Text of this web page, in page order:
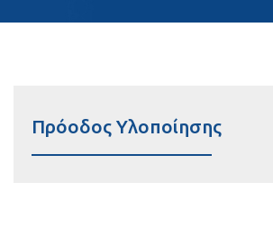
Πρόοδος Υλοποίησης